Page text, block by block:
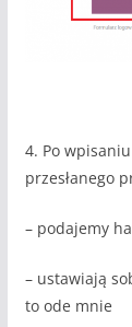
4. Po
przesłanego
– podajemy
– ustawiają
to ode mnie